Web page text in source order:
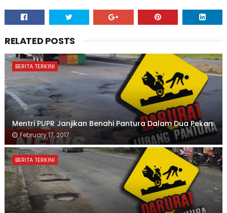
RELATED POSTS
BERITA TERKINI
Mentri PUPR Janjikan Benahi Pantura Dalam Dua Pekan
February 17, 2017
BERITA TERKINI